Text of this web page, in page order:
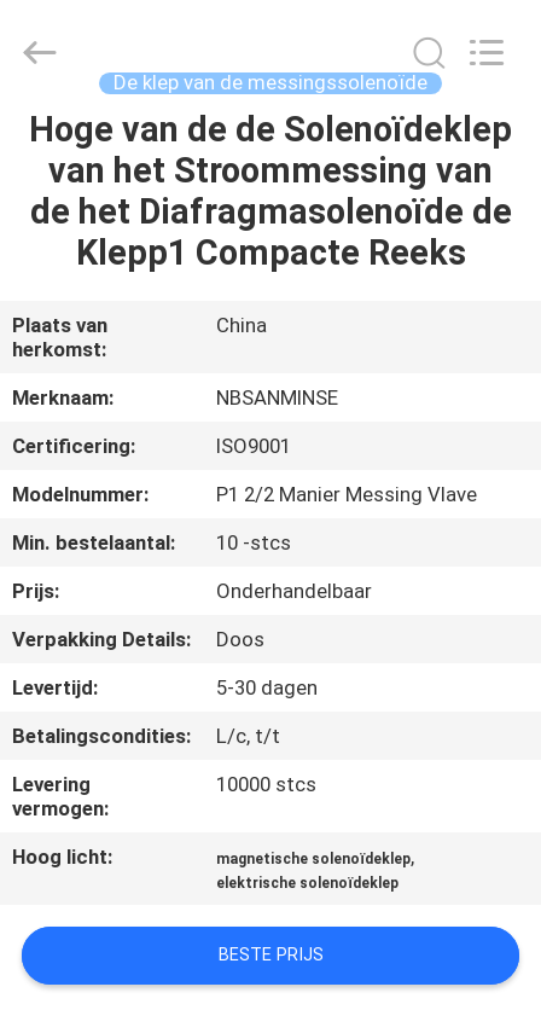
HUIS
PRODUCTEN
ONGEVEER
ONS
FABRIEKSREIS
KWALITEITSCONTROLE
CONTACTEER
ONS
NIEUWS
VERZOEK
OM EEN
CITAAT
PRIVACYBELEID
Export
Co.,Ltd..
Reserved.
De klep van de messingssolenoïde
Hoge van de de Solenoïdeklep
van het Stroommessing van
de het Diafragmasolenoïde de
Klepp1 Compacte Reeks
Plaats van
herkomst:
China
Merknaam:
NBSANMINSE
Certificering:
ISO9001
Modelnummer:
P1 2/2 Manier Messing Vlave
Min. bestelaantal:
10 -stcs
Prijs:
Onderhandelbaar
Verpakking Details:
Doos
Levertijd:
5-30 dagen
Betalingscondities:
L/c, t/t
Levering
vermogen:
10000 stcs
Hoog licht: magnetische solenoïdeklep,
elektrische solenoïdeklep
BESTE PRIJS